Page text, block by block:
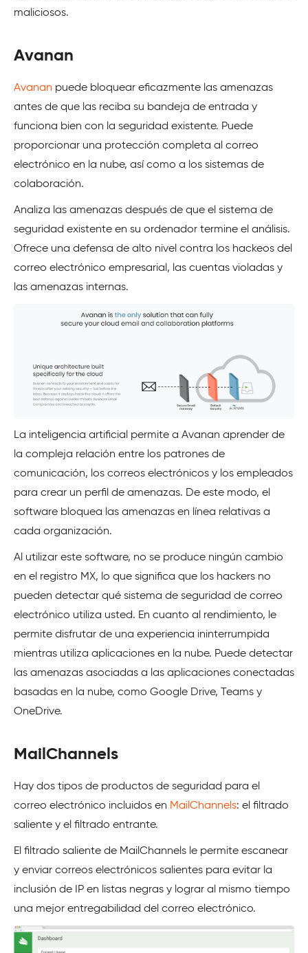
maliciosos.
Avanan
Avanan puede bloquear eficazmente las amenazas
antes de que las reciba su bandeja de entrada y
funciona bien con la seguridad existente. Puede
proporcionar una protección completa al correo
electrónico en la nube, así como a los sistemas de
colaboración.
Analiza las amenazas después de que el sistema de
seguridad existente en su ordenador termine el análisis.
Ofrece una defensa de alto nivel contra los hackeos del
correo electrónico empresarial, las cuentas violadas y
las amenazas internas.
La inteligencia artificial permite a Avanan aprender de
la compleja relación entre los patrones de
comunicación, los correos electrónicos y los empleados
para crear un perfil de amenazas. De este modo, el
software bloquea las amenazas en línea relativas a
cada organización.
Al utilizar este software, no se produce ningún cambio
en el registro MX, lo que significa que los hackers no
pueden detectar qué sistema de seguridad de correo
electrónico utiliza usted. En cuanto al rendimiento, le
permite disfrutar de una experiencia ininterrumpida
mientras utiliza aplicaciones en la nube. Puede detectar
las amenazas asociadas a las aplicaciones conectadas
basadas en la nube, como Google Drive, Teams y
OneDrive.
MailChannels
Hay dos tipos de productos de seguridad para el
correo electrónico incluidos en MailChannels: el filtrado
saliente y el filtrado entrante.
El filtrado saliente de MailChannels le permite escanear
y enviar correos electrónicos salientes para evitar la
inclusión de IP en listas negras y lograr al mismo tiempo
una mejor entregabilidad del correo electrónico.